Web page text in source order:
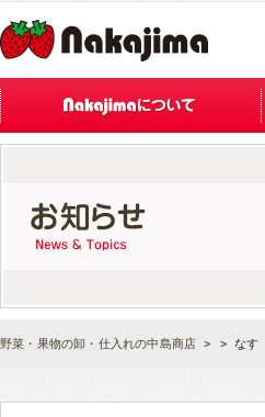
野菜・果物の卸・仕入れの中島商店 > > なす